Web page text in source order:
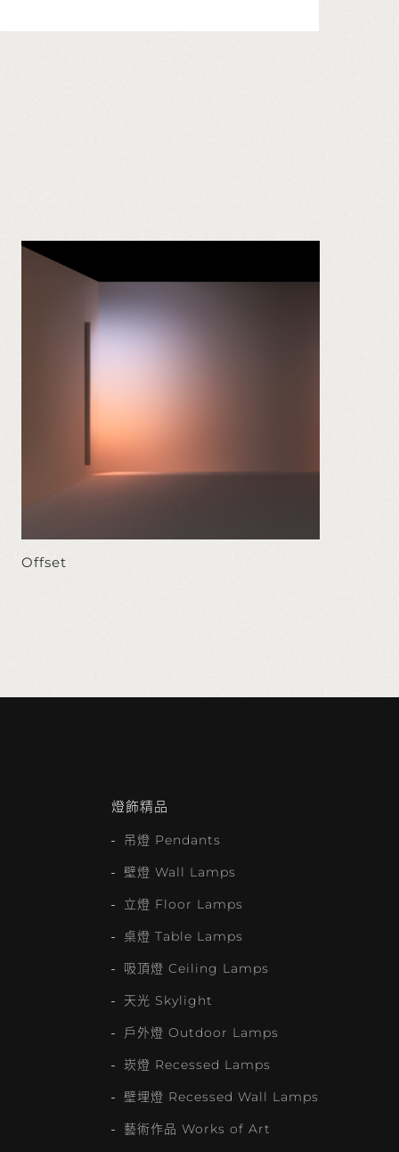
Offset
燈飾精品
吊燈 Pendants
壁燈 Wall Lamps
立燈 Floor Lamps
桌燈 Table Lamps
吸頂燈 Ceiling Lamps
天光 Skylight
戶外燈 Outdoor Lamps
崁燈 Recessed Lamps
壁埋燈 Recessed Wall Lamps
藝術作品 Works of Art